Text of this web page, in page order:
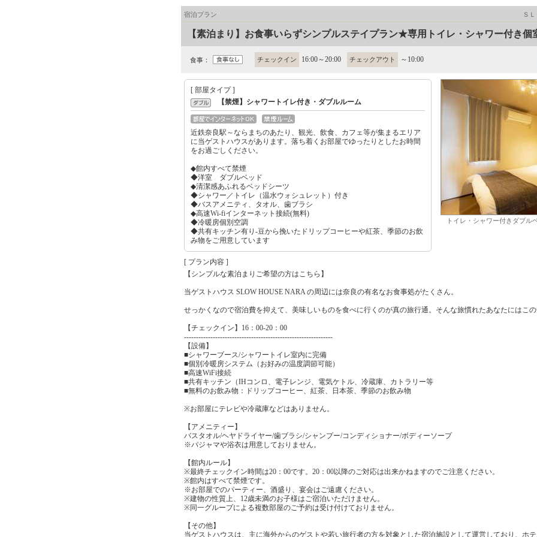
宿泊プラン Ｓ
【素泊まり】お食事いらずシンプルステイプラン★専用トイレ・シャワー付き個
食事： チェックイン 16:00～20:00 チェックアウト ～10:00
[ 部屋タイプ ]
【禁煙】シャワートイレ付き・ダブルルーム
近鉄奈良駅～ならまちのあたり、観光、飲食、カフェ等が集まるエリア
に当ゲストハウスがあります。落ち着くお部屋でゆったりとしたお時間
をお過ごしください。
◆館内すべて禁煙
◆洋室 ダブルベッド
◆清潔感あふれるベッドシーツ
◆シャワー／トイレ（温水ウォシュレット）付き
◆バスアメニティ、タオル、歯ブラシ
◆高速Wi-fiインターネット接続(無料)
◆冷暖房個別空調
◆共有キッチン有り-豆から挽いたドリップコーヒーや紅茶、季節のお飲
み物をご用意しています
トイレ・シャワー付きダブル
[ プラン内容 ]
【シンプルな素泊まりご希望の方はこちら】
当ゲストハウス SLOW HOUSE NARA の周辺には奈良の有名なお食事処がたくさん。
せっかくなので宿泊費を抑えて、美味しいものを食べに行くのが真の旅行通。そんな旅慣れたあなたにはこの
【チェックイン】16：00-20：00
--------------------------------------------------------------
【設備】
■シャワーブース/シャワートイレ室内に完備
■個別冷暖房システム（お好みの温度調節可能）
■高速WiFi接続
■共有キッチン（IHコンロ、電子レンジ、電気ケトル、冷蔵庫、カトラリー等
■無料のお飲み物：ドリップコーヒー、紅茶、日本茶、季節のお飲み物
※お部屋にテレビや冷蔵庫などはありません。
【アメニティー】
バスタオル/ヘヤドライヤー/歯ブラシ/シャンプー/コンディショナー/ボディーソープ
※パジャマや浴衣は用意しておりません。
【館内ルール】
※最終チェックイン時間は20：00です。20：00以降のご対応は出来かねますのでご注意ください。
※館内はすべて禁煙です。
※お部屋でのパーティー、酒盛り、宴会はご遠慮ください。
※建物の性質上、12歳未満のお子様はご宿泊いただけません。
※同一グループによる複数部屋のご予約は受け付けておりません。
【その他】
当ゲストハウスは、主に海外からのゲストや若い旅行者の方を対象とした宿泊施設として運営しており、ホ